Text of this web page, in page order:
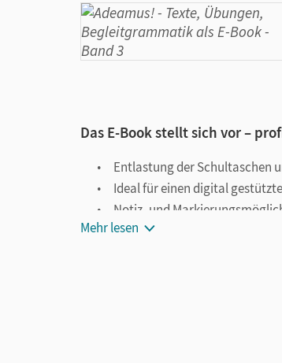
Das E-Book stellt sich vor –
Entlastung der Schultaschen
Ideal für einen digital
Notiz- und
Jederzeit unkompliziert
Mehr lesen